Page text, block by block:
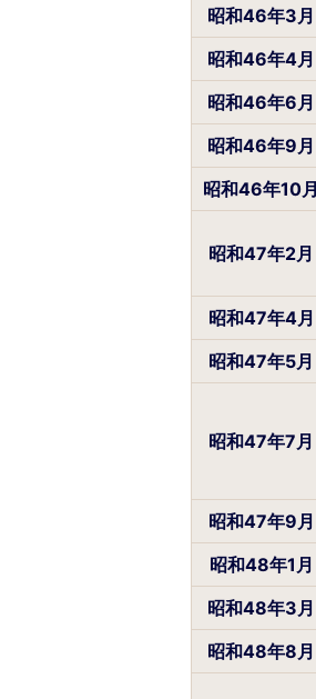
昭和46年3月
昭和46年4月
昭和46年6月
昭和46年9月
昭和46年10月
昭和47年2月
昭和47年4月
昭和47年5月
昭和47年7月
昭和47年9月
昭和48年1月
昭和48年3月
昭和48年8月